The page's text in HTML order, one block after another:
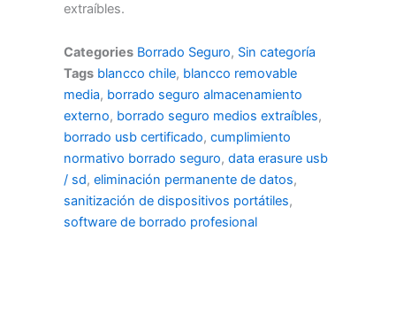
extraíbles.
Categories Borrado Seguro, Sin categoría
Tags blancco chile, blancco removable
media, borrado seguro almacenamiento
externo, borrado seguro medios extraíbles,
borrado usb certificado, cumplimiento
normativo borrado seguro, data erasure usb
/ sd, eliminación permanente de datos,
sanitización de dispositivos portátiles,
software de borrado profesional